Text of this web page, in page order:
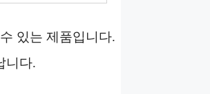
있는 제품입니다.
니다.